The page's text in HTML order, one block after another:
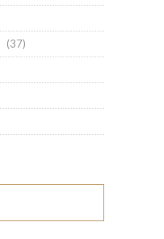
(37)